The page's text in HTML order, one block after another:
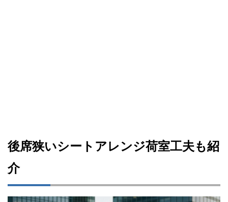
後席狭いシートアレンジ荷室工夫も紹
介